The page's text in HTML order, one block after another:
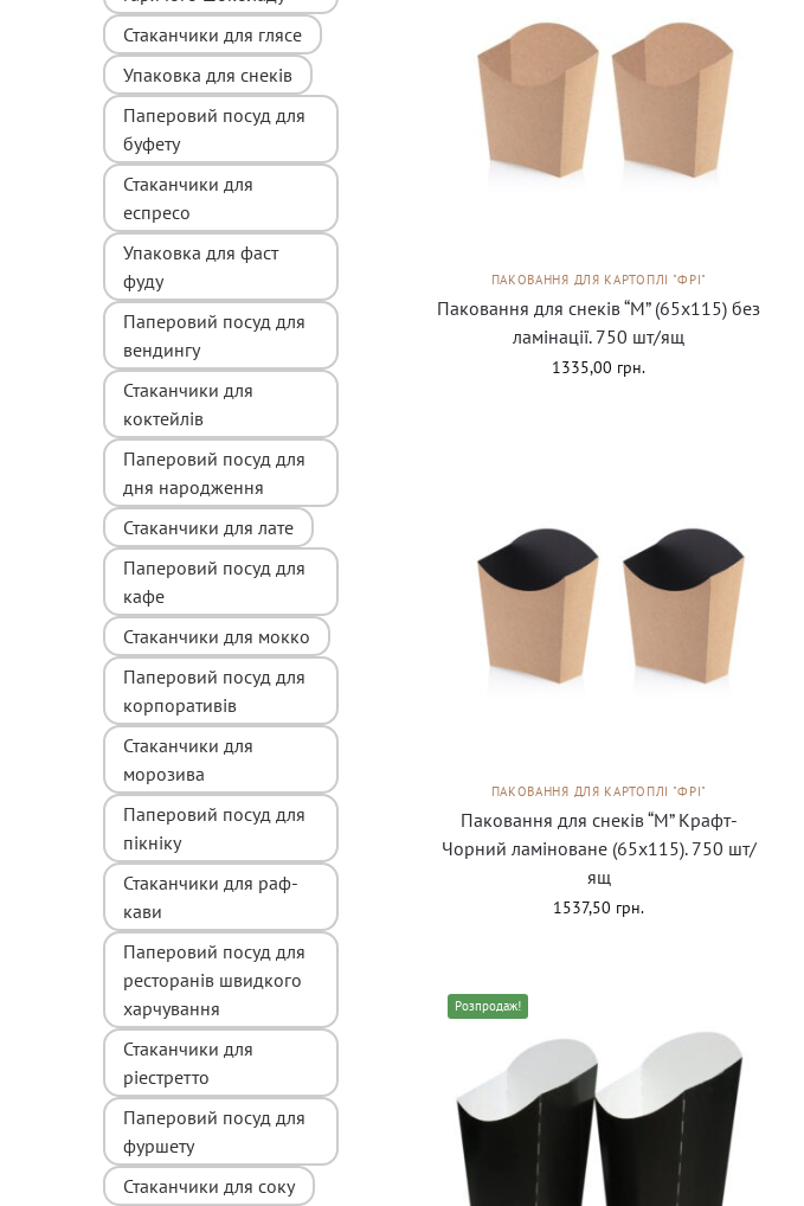
ПАКОВАННЯ ДЛЯ КАРТОПЛІ "ФРІ"
Паковання для снеків “М” (65х115) без
ламінації. 750 шт/ящ
1335,00 грн.
ПАКОВАННЯ ДЛЯ КАРТОПЛІ "ФРІ"
Паковання для снеків “М” Крафт-
Чорний ламіноване (65х115). 750 шт/
ящ
1537,50 грн.
Розпродаж!
Стаканчики для глясе
Упаковка для снеків
Паперовий посуд для
буфету
Стаканчики для
еспресо
Упаковка для фаст
фуду
Паперовий посуд для
вендингу
Стаканчики для
коктейлів
Паперовий посуд для
дня народження
Стаканчики для лате
Паперовий посуд для
кафе
Стаканчики для мокко
Паперовий посуд для
корпоративів
Стаканчики для
морозива
Паперовий посуд для
пікніку
Стаканчики для раф-
кави
Паперовий посуд для
ресторанів швидкого
харчування
Стаканчики для
ріестретто
Паперовий посуд для
фуршету
Стаканчики для соку